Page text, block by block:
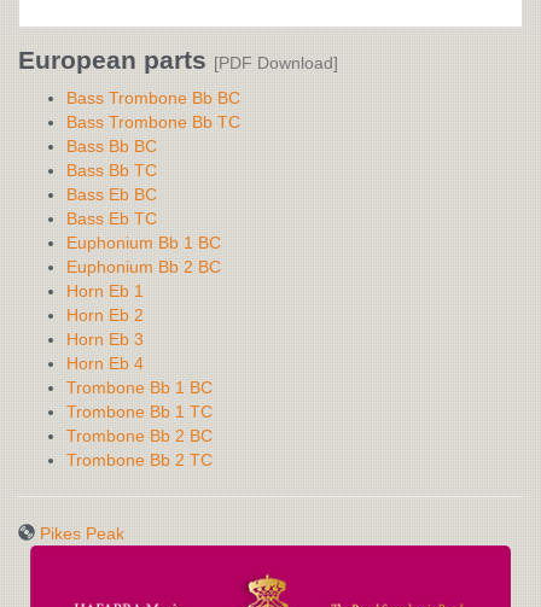
European parts [PDF Download]
Bass Trombone Bb BC
Bass Trombone Bb TC
Bass Bb BC
Bass Bb TC
Bass Eb BC
Bass Eb TC
Euphonium Bb 1 BC
Euphonium Bb 2 BC
Horn Eb 1
Horn Eb 2
Horn Eb 3
Horn Eb 4
Trombone Bb 1 BC
Trombone Bb 1 TC
Trombone Bb 2 BC
Trombone Bb 2 TC
Pikes Peak